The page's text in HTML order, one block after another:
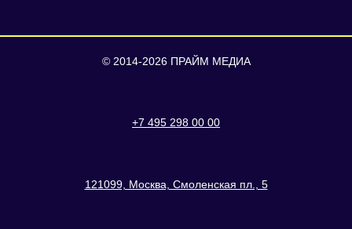
© 2014-2026 ПРАЙМ МЕДИА
+7 495 298 00 00
121099, Москва, Смоленская пл., 5